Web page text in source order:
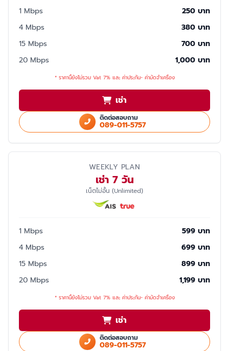
1 Mbps
250 บาท
4 Mbps
380 บาท
15 Mbps
700 บาท
20 Mbps
1,000 บาท
* ราคานี้ยังไม่รวม Vat 7% และ ค่าประกัน- ค่ามัดจำเครื่อง
เช่า
ติดต่อสอบถาม
089-011-5757
WEEKLY PLAN
เช่า 7 วัน
เน็ตไม่อั้น (Unlimited)
1 Mbps
599 บาท
4 Mbps
699 บาท
15 Mbps
899 บาท
20 Mbps
1,199 บาท
* ราคานี้ยังไม่รวม Vat 7% และ ค่าประกัน- ค่ามัดจำเครื่อง
เช่า
ติดต่อสอบถาม
089-011-5757